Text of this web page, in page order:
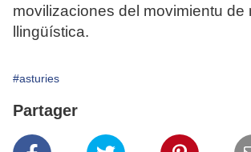
movilizaciones del movimientu de
llingüística.
#asturies
Partager